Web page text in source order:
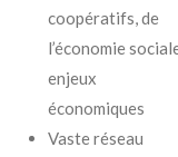
coopératifs, de
l’économie
enjeux
économiques
Vaste réseau